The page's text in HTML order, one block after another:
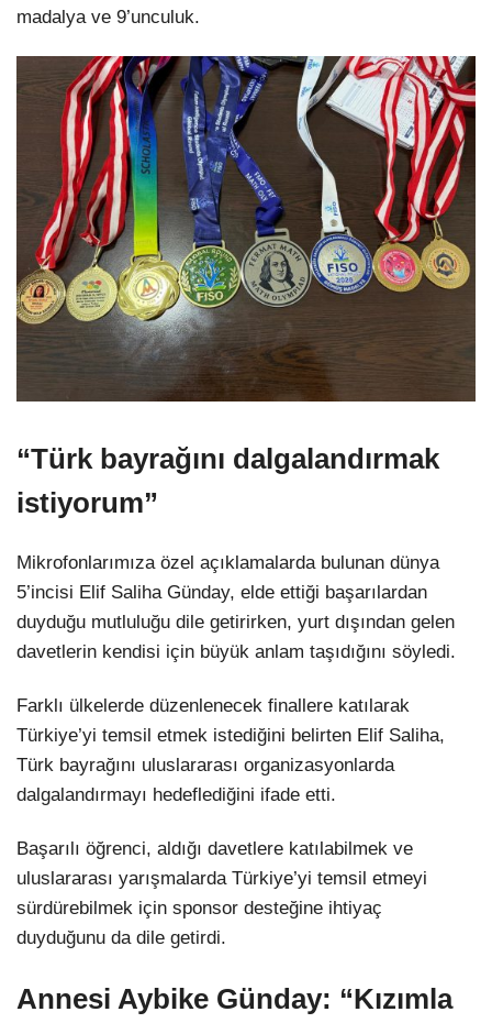
madalya ve 9’unculuk.
“Türk bayrağını dalgalandırmak
istiyorum”
Mikrofonlarımıza özel açıklamalarda bulunan dünya
5’incisi Elif Saliha Günday, elde ettiği başarılardan
duyduğu mutluluğu dile getirirken, yurt dışından gelen
davetlerin kendisi için büyük anlam taşıdığını söyledi.
Farklı ülkelerde düzenlenecek finallere katılarak
Türkiye’yi temsil etmek istediğini belirten Elif Saliha,
Türk bayrağını uluslararası organizasyonlarda
dalgalandırmayı hedeflediğini ifade etti.
Başarılı öğrenci, aldığı davetlere katılabilmek ve
uluslararası yarışmalarda Türkiye’yi temsil etmeyi
sürdürebilmek için sponsor desteğine ihtiyaç
duyduğunu da dile getirdi.
Annesi Aybike Günday: “Kızımla